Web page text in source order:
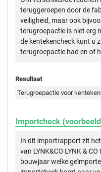
teruggeroepen door de
veiligheid, maar ook
terugroepactie is niet erg
de kentekencheck kunt u
terugroepactie had en of
Resultaat
Terugroepactie voor
Importcheck
In dit importrapport zit
van LYNK&CO LYNK &
bouwjaar welke